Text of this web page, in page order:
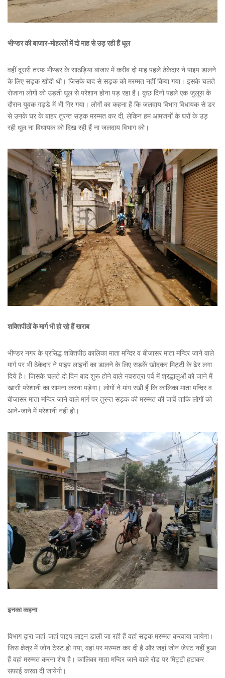
भीण्डर की बाजार-मोहल्लों में दो माह से उड़ रही हैं धूल
वहीं दूसरी तरफ भीण्डर के साठड़िया बाजार में करीब दो माह पहले ठेकेदार ने पाइप डालने
के लिए सड़क खोदी थी। जिसके बाद से सड़क को मरम्मत नहीं किया गया। इसके चलते
रोजाना लोगों को उड़ती धूल से परेशान होना पड़ रहा है। कुछ दिनों पहले एक जुलूस के
दौरान युवक गड्डे में भी गिर गया। लोगों का कहना हैं कि जलदाय विभाग विधायक से डर
से उनके घर के बाहर तुरन्त सड़क मरम्मत कर दी, लेकिन हम आमजनों के घरों के उड़
रही धूल ना विधायक को दिख रही हैं ना जलदाय विभाग को।
शक्तिपीठों के मार्ग भी हो रहे हैं खराब
भीण्डर नगर के प्रसिद्ध शक्तिपीठ कालिका माता मन्दिर व बीजासर माता मन्दिर जाने वाले
मार्ग पर भी ठेकेदार ने पाइप लाइनों का डालने के लिए सड़कें खोदकर मिट्टी के ढेर लगा
दिये है। जिसके चलते दो दिन बाद शुरू होने वाले नवरात्रा पर्व में श्रद्धालुओं को जाने में
खासी परेशानी का सामना करना पड़ेगा। लोगों ने मांग रखी हैं कि कालिका माता मन्दिर व
बीजासर माता मन्दिर जाने वाले मार्ग पर तुरन्त सड़क की मरम्मत की जावें ताकि लोगों को
आने-जाने में परेशानी नहीं हो।
इनका कहना
विभाग द्वारा जहां-जहां पाइप लाइन डाली जा रही हैं वहां सड़क मरम्मत करवाया जायेगा।
जिस क्षेत्र में जोन टेस्ट हो गया, वहां पर मरम्मत कर दी है और जहां जोन जेस्ट नहीं हुआ
हैं वहां मरम्मत करना शेष है। कालिका माता मन्दिर जाने वाले रोड पर मिट्टी हटाकर
सफाई करवा दी जायेगी।